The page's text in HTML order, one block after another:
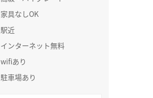
家具なしOK
駅近
インターネット無料
wifiあり
駐車場あり